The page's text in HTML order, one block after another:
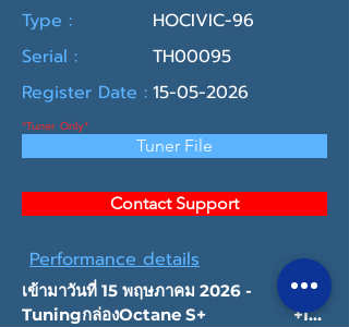
Type :
HOCIVIC-96
Serial :
TH00095
Register Date : 15-05-2026
*Tuner Only*
Tuner File
Contact Support
Performance details
เข้ามาวันที่ 15 พฤษภาคม 2026 -
Tuningกล่องOctane S+                    +I-